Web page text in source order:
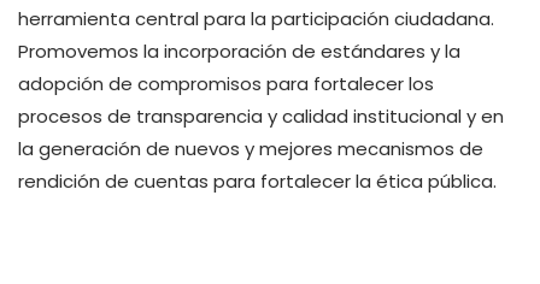
herramienta central para la participación ciudadana.
Promovemos la incorporación de estándares y la
adopción de compromisos para fortalecer los
procesos de transparencia y calidad institucional y en
la generación de nuevos y mejores mecanismos de
rendición de cuentas para fortalecer la ética pública.